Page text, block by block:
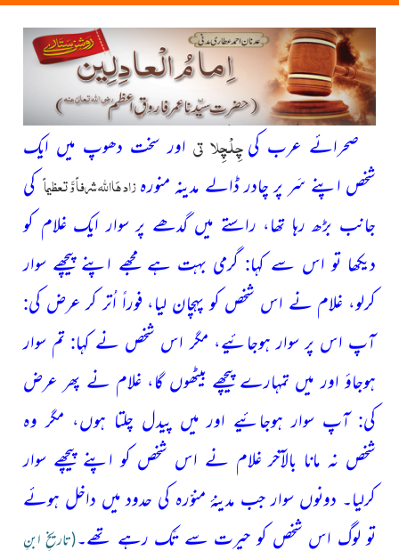
صحرائے عرب کی چِلْچِلا تی اور سخت دھوپ میں ایک
شخص اپنے سَر پر چادر ڈالے مدینہ منورہزاد ہَااللہ شرفاً وَّ تعظیماً کی
جانب بڑھ رہا تھا، راستے میں گدھے پر سوار ایک غلام کو
دیکھا تو اس سے کہا: گرمی بہت ہے مجھے اپنے پیچھے سوار
کرلو، غلام نے اس شخص کو پہچان لیا، فوراً اُتر کر عرض کی:
آپ اس پر سوار ہوجائیے، مگر اس شخص نے کہا: تم سوار
ہوجاؤ اور میں تمہارے پیچھے بیٹھوں گا، غلام نے پھر عرض
کی: آپ سوار ہوجائیے اور میں پیدل چلتا ہوں، مگر وہ
شخص نہ مانا بالآخر غلام نے اس شخص کو اپنے پیچھے سوار
کرلیا۔ دونوں سوار جب مدینۂ منوّرہ کی حدود میں داخل ہوئے
تو لوگ اس شخص کو حیرت سے تَک رہے تھے۔(تاریخِ ابنِ